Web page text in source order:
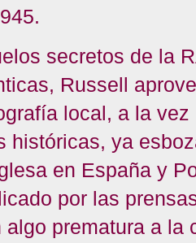
secretos de la
Russell
local, a la
históricas, ya
en España y
por las
prematura a la